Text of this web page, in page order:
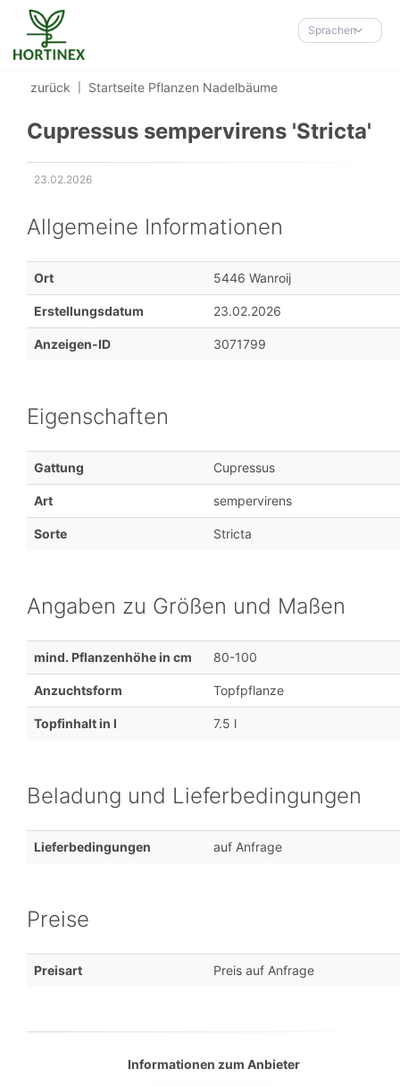
Accessibility-
Modus
aktivieren
Navigation
Inhalt
Sprachen
zurück Startseite Pflanzen Nadelbäume
Cupressus sempervirens 'Stricta'
23.02.2026
Allgemeine Informationen
Ort 5446 Wanroij
Erstellungsdatum 23.02.2026
Anzeigen-ID 3071799
Eigenschaften
Gattung Cupressus
Art sempervirens
Sorte Stricta
Angaben zu Größen und Maßen
mind. Pflanzenhöhe in cm 80-100
Anzuchtsform Topfpflanze
Topfinhalt in l 7.5 l
Beladung und Lieferbedingungen
Lieferbedingungen auf Anfrage
Preise
Preisart Preis auf Anfrage
Informationen zum Anbieter